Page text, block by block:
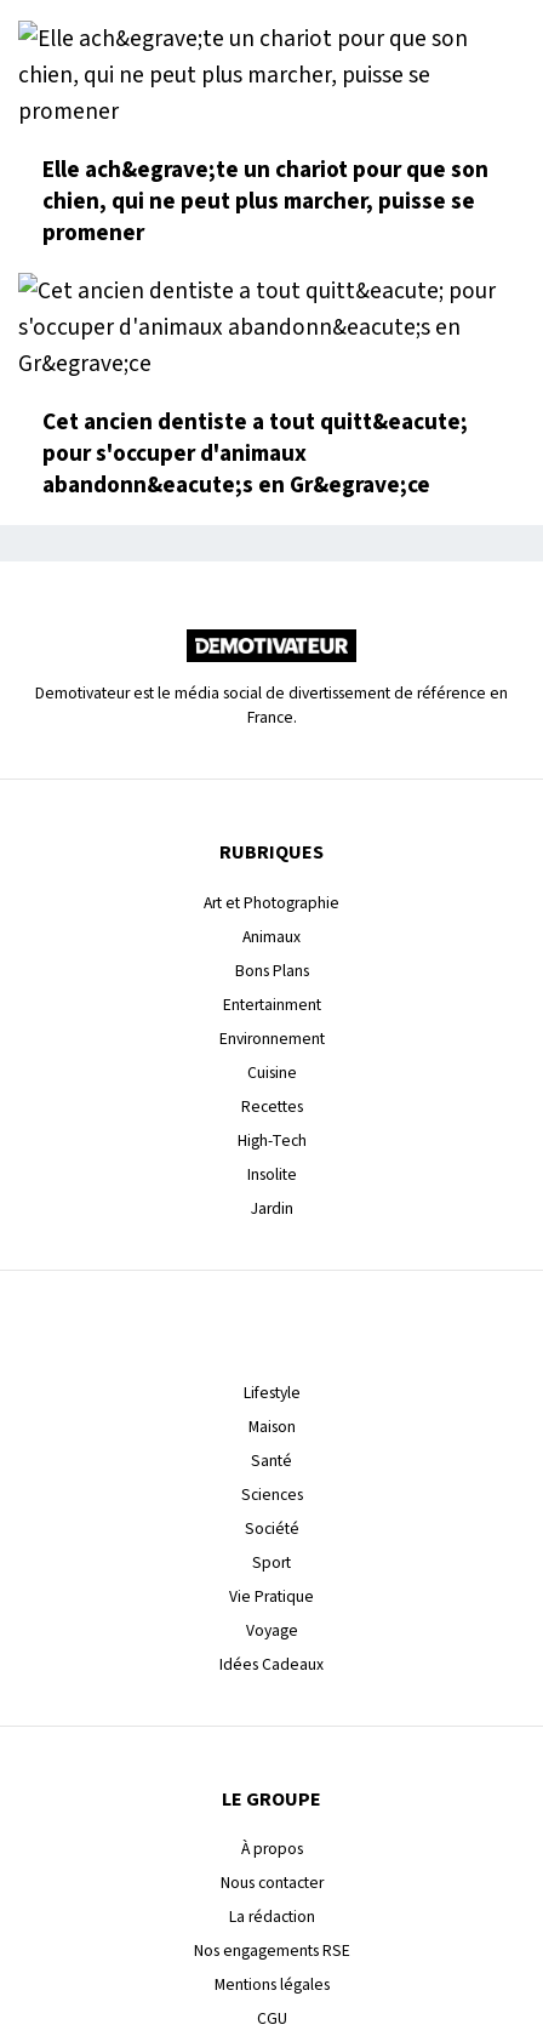
Elle ach&egrave;te un chariot pour que son
chien, qui ne peut plus marcher, puisse se
promener
Cet ancien dentiste a tout quitt&eacute;
pour s'occuper d'animaux
abandonn&eacute;s en Gr&egrave;ce
Demotivateur est le média social de divertissement de référence en
France.
RUBRIQUES
Art et Photographie
Animaux
Bons Plans
Entertainment
Environnement
Cuisine
Recettes
High-Tech
Insolite
Jardin
Lifestyle
Maison
Santé
Sciences
Société
Sport
Vie Pratique
Voyage
Idées Cadeaux
LE GROUPE
À propos
Nous contacter
La rédaction
Nos engagements RSE
Mentions légales
CGU